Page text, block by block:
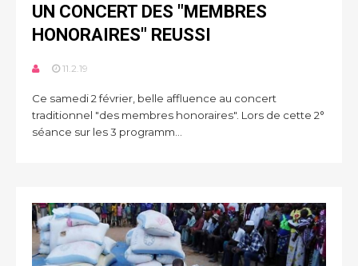
UN CONCERT DES "MEMBRES
HONORAIRES" REUSSI
11.2.19
Ce samedi 2 février, belle affluence au concert
traditionnel "des membres honoraires". Lors de cette 2°
séance sur les 3 programm...